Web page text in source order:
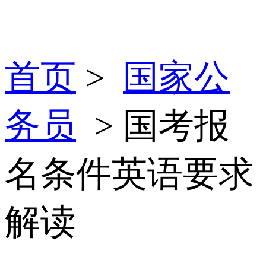
首页 >
国家公
务员
> 国考报
名条件英语要求
解读